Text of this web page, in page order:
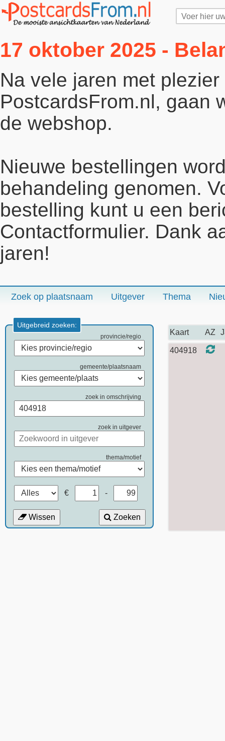
17 oktober 2025 -
Na vele jaren met
PostcardsFrom.nl, gaan
de webshop.
Nieuwe bestellingen
behandeling genomen.
bestelling kunt u een
Contactformulier. Dank
jaren!
Zoek op plaatsnaam Uitgever Thema
Uitgebreid zoeken:
provincie/regio
gemeente/plaatsnaam
zoek in omschrijving
zoek in uitgever
thema/motief
€ -
Wissen Zoeken
Kaart AZ
404918